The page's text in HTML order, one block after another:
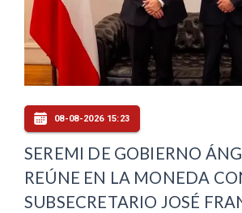
08-08-2026 15:23
SEREMI DE GOBIERNO
REÚNE EN LA MONEDA
SUBSECRETARIO JOSÉ